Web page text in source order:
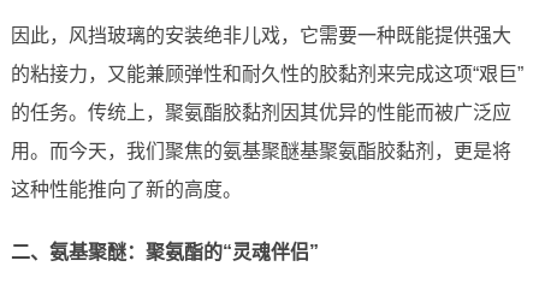
因此，风挡玻璃的安装绝非儿戏，它需要一种既能提供强大
的粘接力，又能兼顾弹性和耐久性的胶黏剂来完成这项“艰巨”
的任务。传统上，聚氨酯胶黏剂因其优异的性能而被广泛应
用。而今天，我们聚焦的氨基聚醚基聚氨酯胶黏剂，更是将
这种性能推向了新的高度。
二、氨基聚醚：聚氨酯的“灵魂伴侣”